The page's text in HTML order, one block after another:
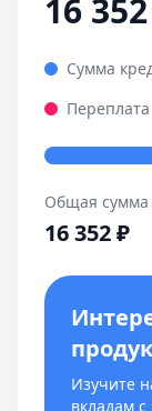
16 352
Сумма
Переплата
Общая сумма
16 352₽
Изучите
вкладам